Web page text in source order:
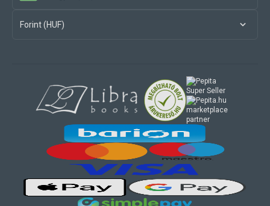
Forint (HUF)
marketplace
partner